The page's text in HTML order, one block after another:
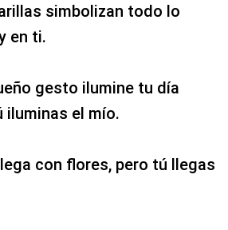
simbolizan todo lo
en ti.
gesto ilumine tu día
el mío.
con flores, pero tú llegas